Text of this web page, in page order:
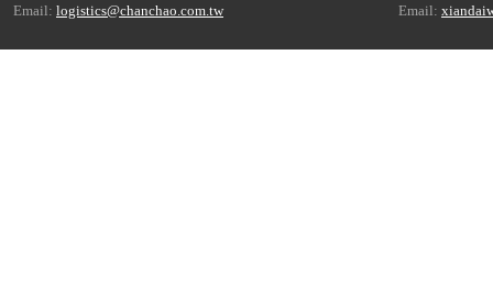
Email: logistics@chanchao.com.tw
Email: